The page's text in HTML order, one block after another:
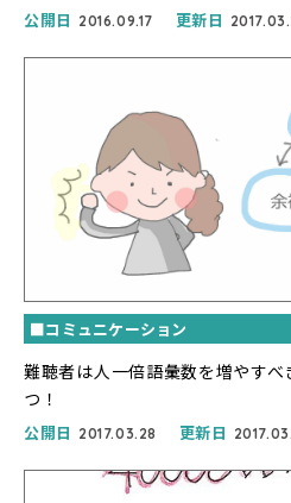
公開日 2016.09.17 更新日
■コミュニケーション
難聴者は人一倍語彙数を増やす
つ！
公開日 2017.03.28 更新日